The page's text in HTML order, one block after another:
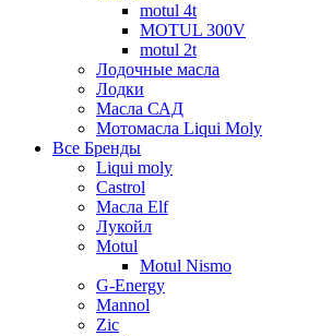
motul 4t
MOTUL 300V
motul 2t
Лодочные масла
Лодки
Масла САД
Мотомасла Liqui Moly
Все Бренды
Liqui moly
Castrol
Масла Elf
Лукойл
Motul
Motul Nismo
G-Energy
Mannol
Zic